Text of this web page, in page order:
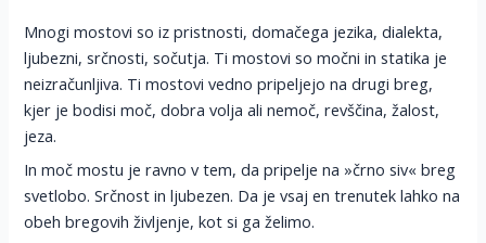
Mnogi mostovi so iz pristnosti, domačega jezika, dialekta,
ljubezni, srčnosti, sočutja. Ti mostovi so močni in statika je
neizračunljiva. Ti mostovi vedno pripeljejo na drugi breg,
kjer je bodisi moč, dobra volja ali nemoč, revščina, žalost,
jeza.
In moč mostu je ravno v tem, da pripelje na »črno siv« breg
svetlobo. Srčnost in ljubezen. Da je vsaj en trenutek lahko na
obeh bregovih življenje, kot si ga želimo.